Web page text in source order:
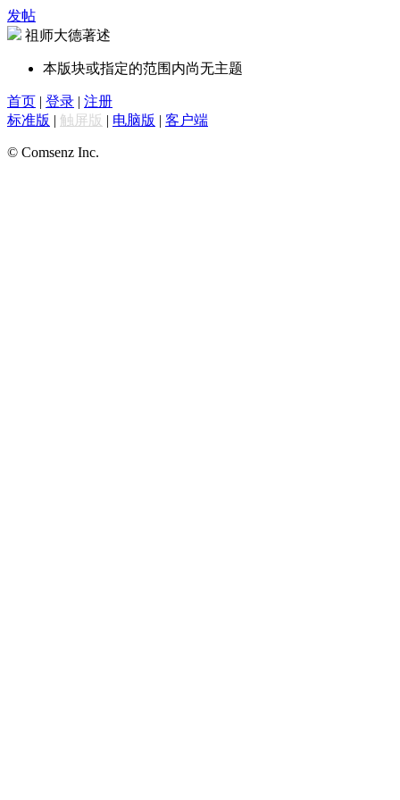
发帖
祖师大德著述
本版块或指定的范围内尚无主题
首页 | 登录 | 注册
标准版 | 触屏版 | 电脑版 | 客户端
© Comsenz Inc.